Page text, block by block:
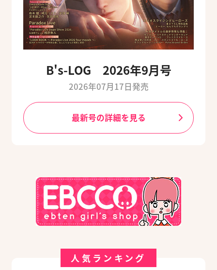
B's-LOG 2026年9月号
2026年07月17日発売
最新号の詳細を見る
人気ランキング